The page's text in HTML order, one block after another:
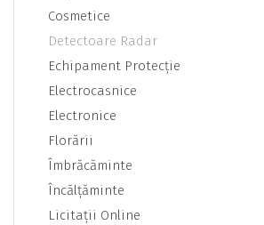
Cosmetice
Detectoare Radar
Echipament Protecţie
Electrocasnice
Electronice
Florării
Îmbrăcăminte
Încălţăminte
Licitaţii Online